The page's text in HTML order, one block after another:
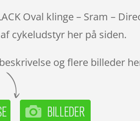
Oval klinge – Sram –
cykeludstyr her på siden.
og flere billeder